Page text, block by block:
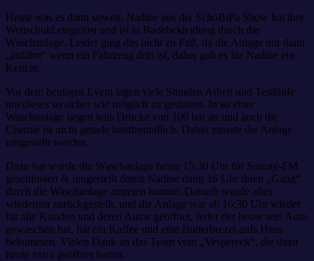
Heute was es dann soweit. Nadine aus der SchoBiPa Show hat ihre
Wettschuld eingelöst und ist in Badebekleidung durch die
Waschanlage. Leider ging das nicht zu Fuß, da die Anlage nur dann
„anfährt“ wenn ein Fahrzeug drin ist, daher gab es für Nadine ein
Kettcar.
Vor dem heutigen Event lagen viele Stunden Arbeit und Testläufe
um dieses so sicher wie möglich zu gestalten. In so einer
Waschanlage liegen teils Drücke von 100 bar an und auch die
Chemie ist nicht gerade hautfreundlich. Daher musste die Anlage
umgestellt werden.
Dazu hat wurde die Waschanlage heute 15:30 Uhr für Sunray-FM
geschlossen & umgestellt damit Nadine dann 16 Uhr ihren „Gang“
durch die Waschanlage antreten konnte. Danach wurde alles
wiederum zurückgestellt, und die Anlage war ab 16:30 Uhr wieder
für alle Kunden und deren Autos geöffnet. Jeder der heute sein Auto
gewaschen hat, hat ein Kaffee und eine Butterbrezel aufs Haus
bekommen. Vielen Dank an das Team vom „Vespereck“, die dazu
heute extra geöffnet hatten.